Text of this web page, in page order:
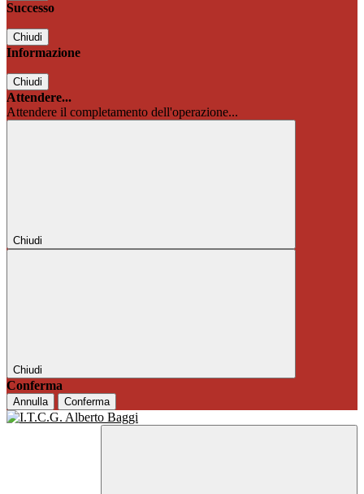
Successo
Chiudi
Informazione
Chiudi
Attendere...
Attendere il completamento dell'operazione...
Chiudi
Chiudi
Conferma
Annulla Conferma